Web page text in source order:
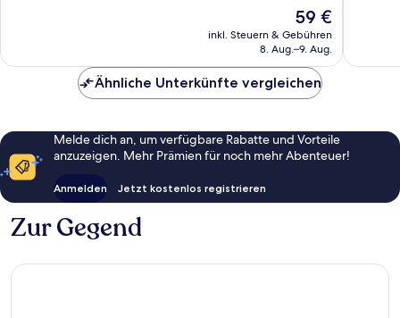
Der
Preis
beträgt
59 €
inkl. Steuern & Gebühren
8. Aug.–9. Aug.
Ähnliche Unterkünfte vergleichen
Melde dich an, um verfügbare Rabatte und Vorteile
anzuzeigen. Mehr Prämien für noch mehr Abenteuer!
Anmelden Jetzt kostenlos registrieren
Zur Gegend